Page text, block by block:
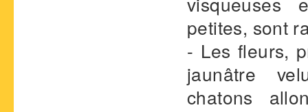
petites, sont
- Les fleurs,
jaunâtre
chatons